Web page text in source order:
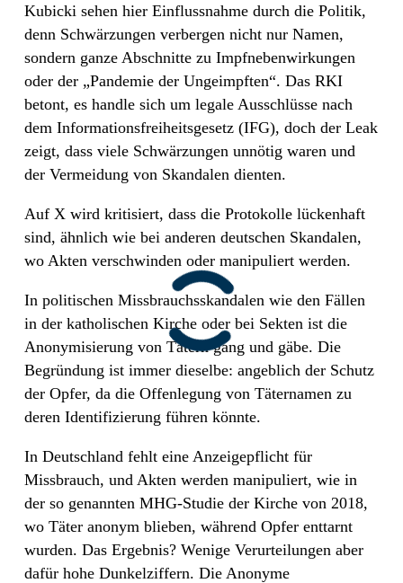
Kubicki sehen hier Einflussnahme durch die Politik,
denn Schwärzungen verbergen nicht nur Namen,
sondern ganze Abschnitte zu Impfnebenwirkungen
oder der „Pandemie der Ungeimpften“. Das RKI
betont, es handle sich um legale Ausschlüsse nach
dem Informationsfreiheitsgesetz (IFG), doch der Leak
zeigt, dass viele Schwärzungen unnötig waren und
der Vermeidung von Skandalen dienten.
Auf X wird kritisiert, dass die Protokolle lückenhaft
sind, ähnlich wie bei anderen deutschen Skandalen,
wo Akten verschwinden oder manipuliert werden.
In politischen Missbrauchsskandalen wie den Fällen
in der katholischen Kirche oder bei Sekten ist die
Anonymisierung von Tätern gang und gäbe. Die
Begründung ist immer dieselbe: angeblich der Schutz
der Opfer, da die Offenlegung von Täternamen zu
deren Identifizierung führen könnte.
In Deutschland fehlt eine Anzeigepflicht für
Missbrauch, und Akten werden manipuliert, wie in
der so genannten MHG-Studie der Kirche von 2018,
wo Täter anonym blieben, während Opfer enttarnt
wurden. Das Ergebnis? Wenige Verurteilungen aber
dafür hohe Dunkelziffern. Die Anonyme